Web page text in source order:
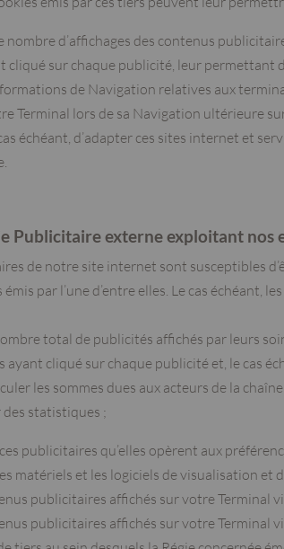
nombre d’affichages des contenus
cliqué sur chaque publicité, leur permettant
de Navigation relatives aux
Terminal lors de sa Navigation ultérieure
échéant, d’adapter ces sites internet et
Publicitaire externe exploitant nos
de notre site internet sont susceptibles
par l’une d’entre elles. Le cas
total de publicités affichés par leurs
ayant cliqué sur chaque publicité et, le cas
les sommes dues aux acteurs de la
statistiques ;
publicitaires qu’elles opèrent aux
matériels et les logiciels de visualisation et
publicitaires affichés sur votre
publicitaires affichés sur votre